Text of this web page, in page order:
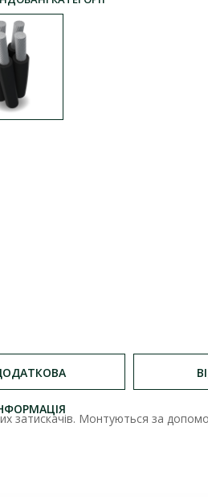
затискачів. Монтуються за